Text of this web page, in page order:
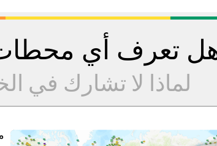
تعرف أي
لماذا لا تشارك في